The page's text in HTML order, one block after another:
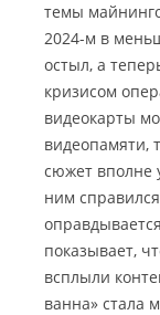
темы
2024-м в
остыл, а
кризисом
видеокарты
видеопамяти,
сюжет вполне
ним
показывает,
всплыли
ванна» стала